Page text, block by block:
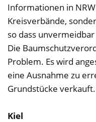
Informationen in
Kreisverbände,
so dass
Die
Problem. Es wird
eine Ausnahme zu
Grundstücke verkauft.
Kiel